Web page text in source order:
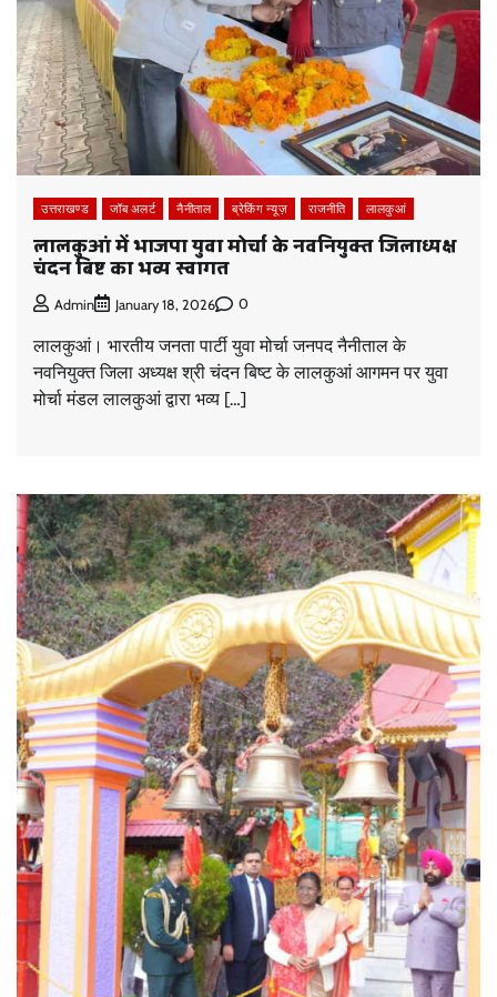
उत्तराखण्ड जॉब अलर्ट नैनीताल ब्रेकिंग न्यूज़ राजनीति लालकुआं
लालकुआं में भाजपा युवा मोर्चा के नवनियुक्त जिलाध्यक्ष
चंदन बिष्ट का भव्य स्वागत
Admin January 18, 2026 0
लालकुआं। भारतीय जनता पार्टी युवा मोर्चा जनपद नैनीताल के
नवनियुक्त जिला अध्यक्ष श्री चंदन बिष्ट के लालकुआं आगमन पर युवा
मोर्चा मंडल लालकुआं द्वारा भव्य […]